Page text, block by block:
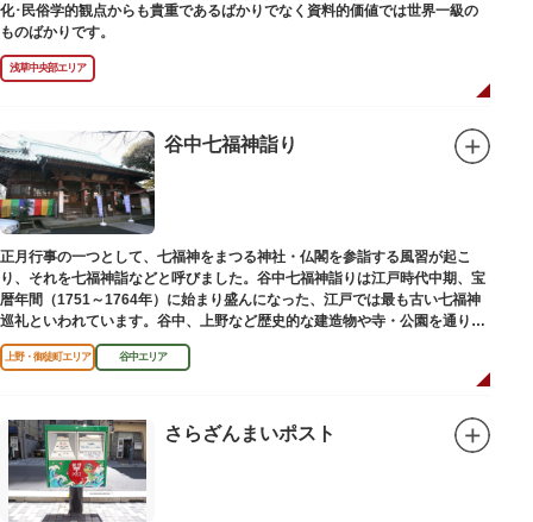
化･民俗学的観点からも貴重であるばかりでなく資料的価値では世界一級の
ものばかりです。
浅草中央部エリア
谷中七福神詣り
正月行事の一つとして、七福神をまつる神社・仏閣を参詣する風習が起こ
り、それを七福神詣などと呼びました。谷中七福神詣りは江戸時代中期、宝
暦年間（1751～1764年）に始まり盛んになった、江戸では最も古い七福神
巡礼といわれています。谷中、上野など歴史的な建造物や寺・公園を通りな
がら、ゆっくりと一日散策が楽しめるコースになっています。
上野・御徒町エリア 谷中エリア
さらざんまいポスト